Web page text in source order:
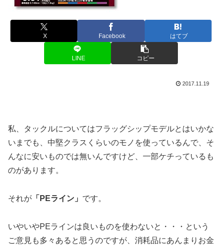
X Facebook はてブ
LINE コピー
2017.11.19
私、タックルについてはフラッグシップモデルとはいかな
いまでも、中堅クラスくらいのモノを使っているんで、そ
んなに安いものでは無いんですけど、一部ケチっているも
のがあります。
それが 「PEライン」 です。
いやいやPEラインは良いものを使わないと・・・という
ご意見も多々あると思うのですが、消耗品にあんまりお金